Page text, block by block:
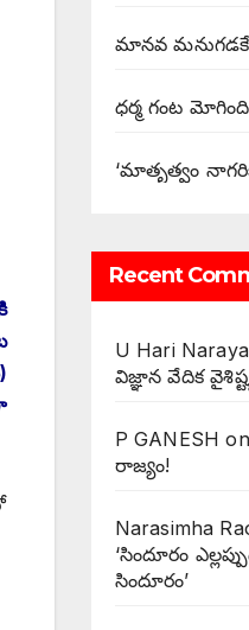
మానవ
ధర్మ గంట మోగింది
‘మాతృత్వం
Recent
U Hari
విజ్ఞాన వేదిక
P GANESH on
రాజ్యం!
Narasimha
‘సిందూరం
సిందూరం’